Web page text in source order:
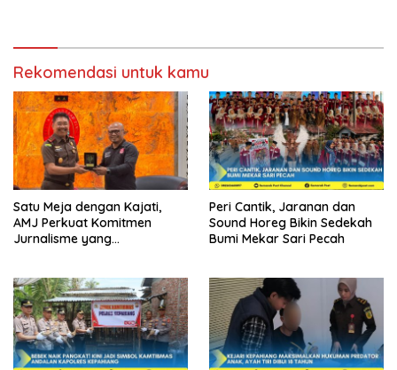
Rekomendasi untuk kamu
Satu Meja dengan Kajati,
AMJ Perkuat Komitmen
Jurnalisme yang
Peri Cantik, Jaranan dan
Sound Horeg Bikin Sedekah
Bumi Mekar Sari Pecah